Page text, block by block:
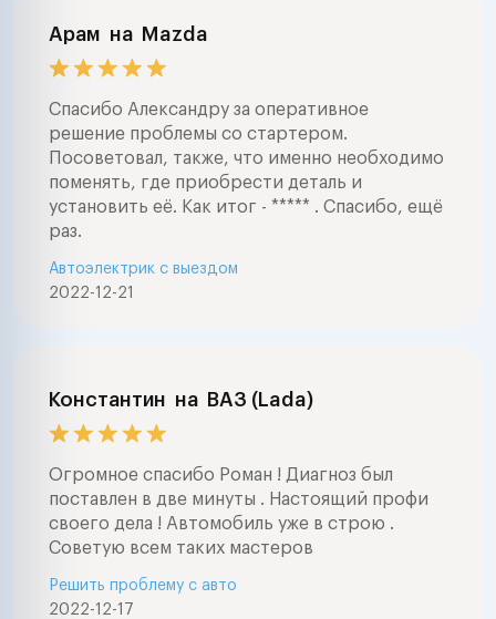
Арам на Mazda
Спасибо Александру за оперативное
решение проблемы со стартером.
Посоветовал, также, что именно необходимо
поменять, где приобрести деталь и
установить её. Как итог - ***** . Спасибо, ещё
раз.
2022-12-21
Автоэлектрик с выездом
Константин на ВАЗ (Lada)
Огромное спасибо Роман ! Диагноз был
поставлен в две минуты . Настоящий профи
своего дела ! Автомобиль уже в строю .
Советую всем таких мастеров
2022-12-17
Решить проблему с авто